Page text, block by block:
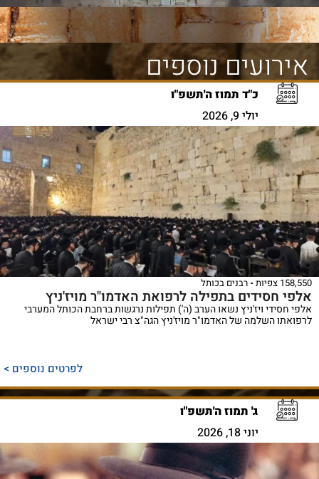
אירועים נוספים
כ"ד תמוז ה'תשפ"ו
יולי 9, 2026
158,550 צפיות רבנים בכותל
אלפי חסידים בתפילה לרפואת האדמו"ר מויז'ניץ
אלפי חסידי ויז'ניץ נשאו הערב (ה') תפילות נרגשות ברחבת הכותל המערבי
לרפואתו השלמה של האדמו"ר מויז'ניץ הגה"צ רבי ישראל
לפרטים נוספים >
ג' תמוז ה'תשפ"ו
יוני 18, 2026